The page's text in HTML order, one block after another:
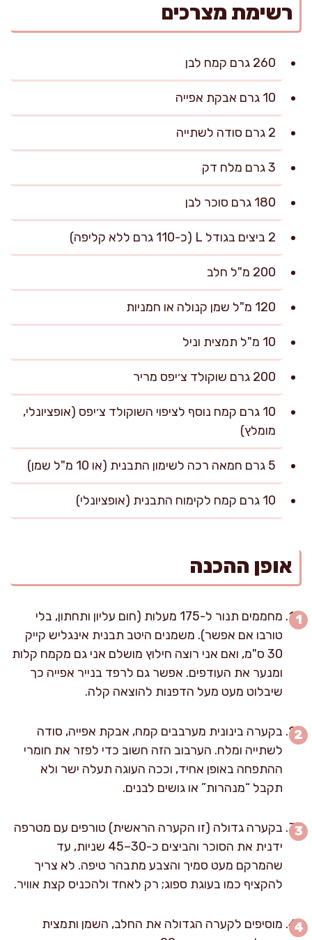
רשימת מצרכים
260 גרם קמח לבן
10 גרם אבקת אפייה
2 גרם סודה לשתייה
3 גרם מלח דק
180 גרם סוכר לבן
2 ביצים בגודל L (כ-110 גרם ללא קליפה)
200 מ"ל חלב
120 מ"ל שמן קנולה או חמניות
10 מ"ל תמצית וניל
200 גרם שוקולד צ׳יפס מריר
10 גרם קמח נוסף לציפוי השוקולד צ׳יפס (אופציונלי,
מומלץ)
5 גרם חמאה רכה לשימון התבנית (או 10 מ"ל שמן)
10 גרם קמח לקימוח התבנית (אופציונלי)
אופן ההכנה
מחממים תנור ל-175 מעלות (חום עליון ותחתון, בלי
טורבו אם אפשר). משמנים היטב תבנית אינגליש קייק
30 ס"מ, ואם אני רוצה חילוץ מושלם אני גם מקמח קלות
ומנער את העודפים. אפשר גם לרפד בנייר אפייה כך
שיבלוט מעט מעל הדפנות להוצאה קלה.
בקערה בינונית מערבבים קמח, אבקת אפייה, סודה
לשתייה ומלח. הערבוב הזה חשוב כדי לפזר את חומרי
ההתפחה באופן אחיד, וככה העוגה תעלה ישר ולא
תקבל “מנהרות” או גושים לבנים.
בקערה גדולה (זו הקערה הראשית) טורפים עם מטרפה
ידנית את הסוכר והביצים כ-30–45 שניות, עד
שהמרקם מעט סמיך והצבע מתבהר טיפה. לא צריך
להקציף כמו בעוגת ספוג; רק לאחד ולהכניס קצת אוויר.
מוסיפים לקערה הגדולה את החלב, השמן ותמצית